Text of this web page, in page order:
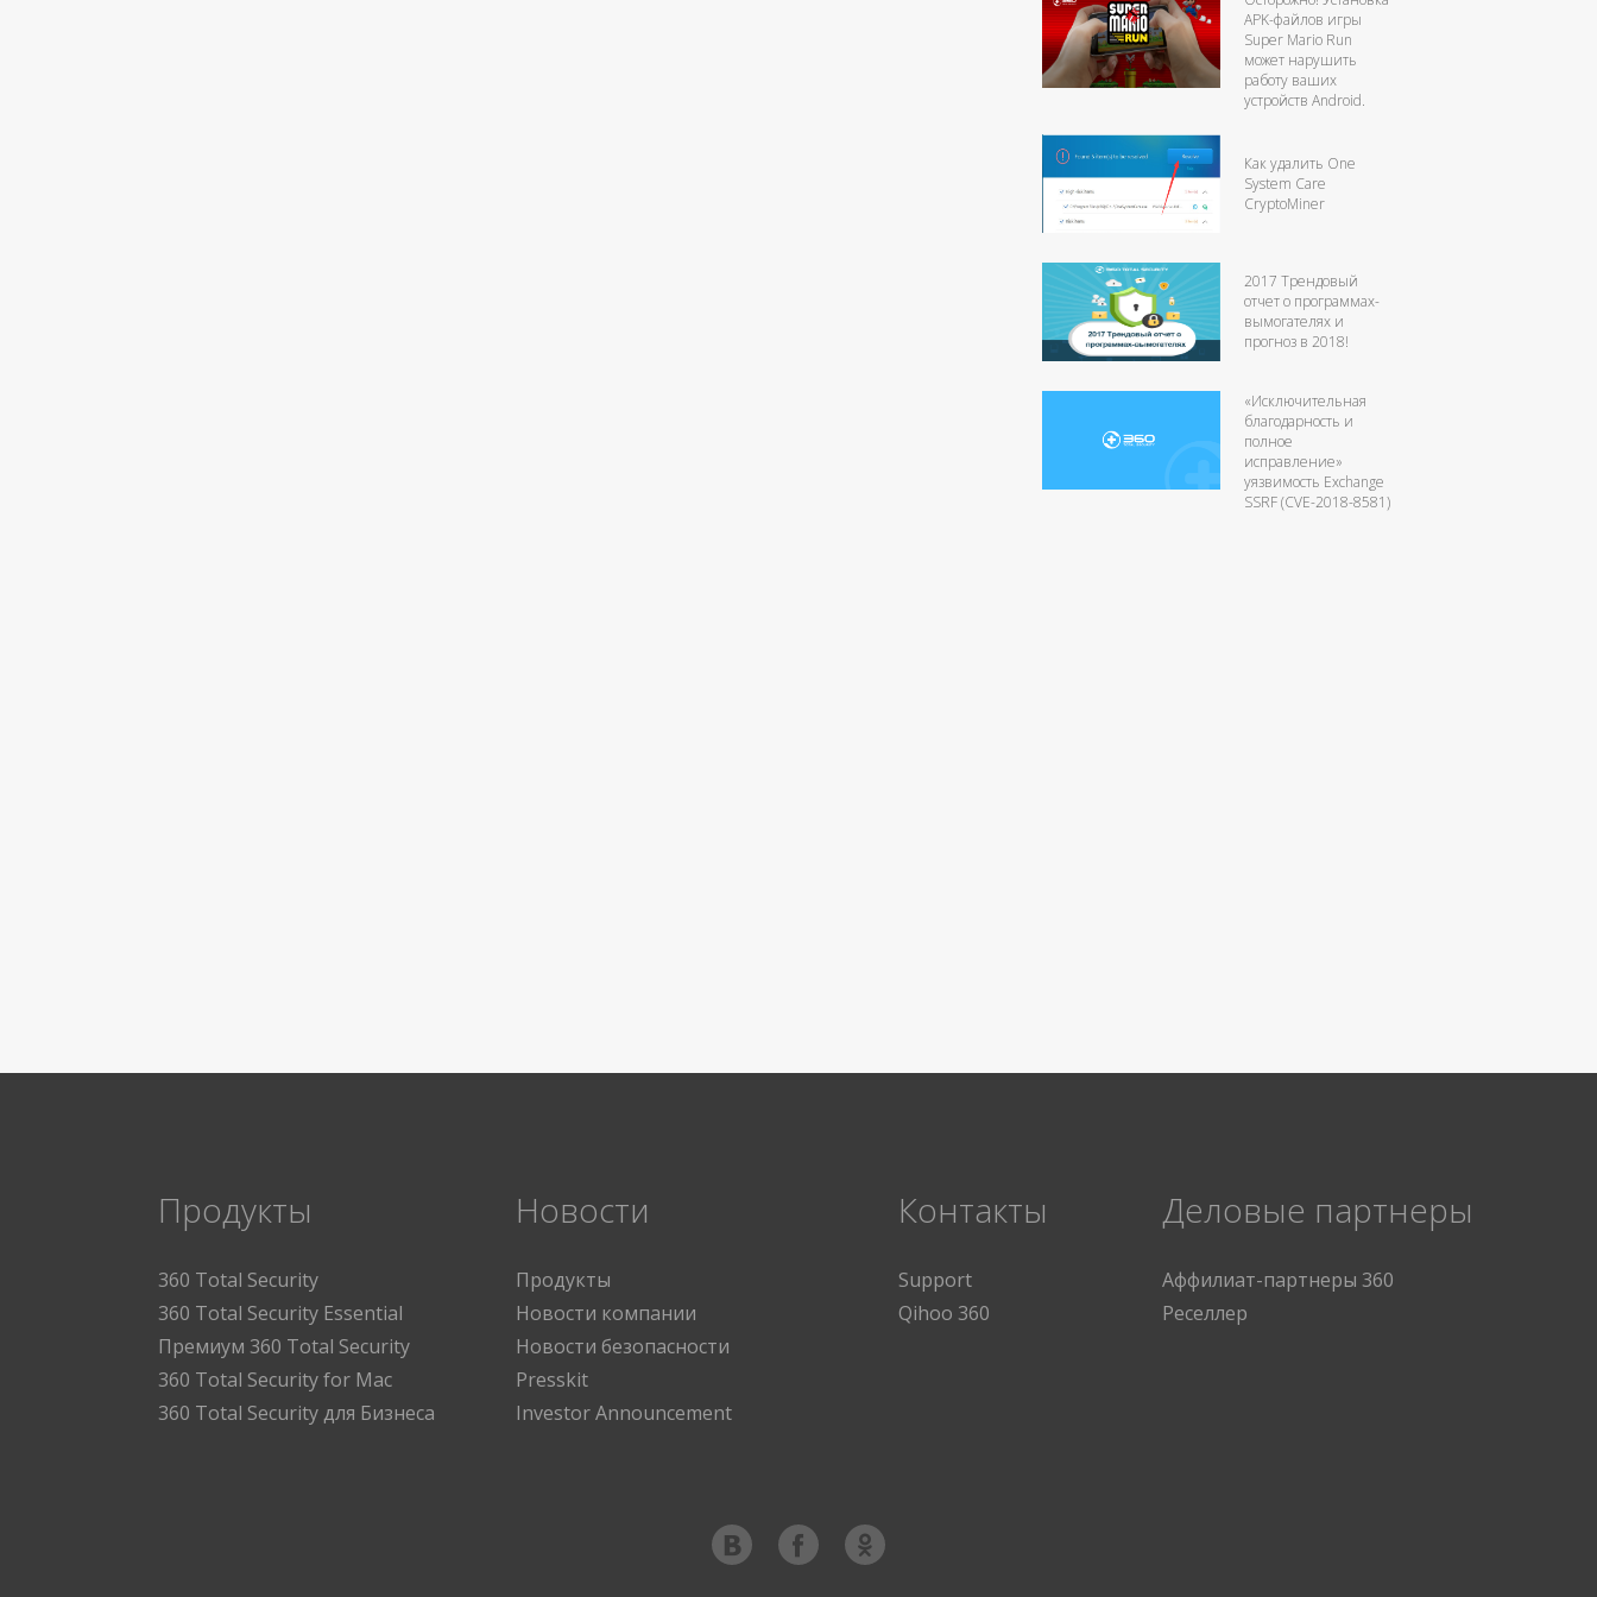
APK-файлов игры
Super Mario Run
может нарушить
работу ваших
устройств Android.
Как удалить One
System Care
CryptoMiner
2017 Трендовый
отчет о программах-
вымогателях и
прогноз в 2018!
«Исключительная
благодарность и
полное
исправление»
уязвимость Exchange
SSRF (CVE-2018-8581)
Продукты
360 Total Security
360 Total Security Essential
Премиум 360 Total Security
360 Total Security for Mac
360 Total Security для Бизнеса
Новости
Продукты
Новости компании
Новости безопасности
Presskit
Investor Announcement
Контакты
Support
Qihoo 360
Деловые партнеры
Аффилиат-партнеры 360
Реселлер